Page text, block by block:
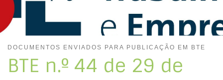
DOCUMENTOS ENVIADOS PARA PUBLICAÇÃO EM BTE
BTE n.º 44 de 29 de